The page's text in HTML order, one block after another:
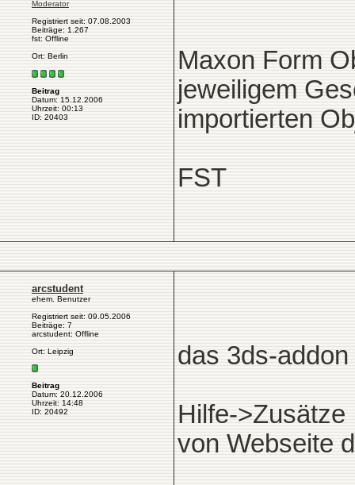
Moderator
Registriert seit: 07.08.2003
Beiträge: 1.267
fst: Offline
Ort: Berlin
Beitrag
Datum: 15.12.2006
Uhrzeit: 00:13
ID: 20403
Maxon Form
jeweiligem
importierten
FST
arcstudent
ehem. Benutzer
Registriert seit: 09.05.2006
Beiträge: 7
arcstudent: Offline
Ort: Leipzig
Beitrag
Datum: 20.12.2006
Uhrzeit: 14:48
ID: 20492
das 3ds-
Hilfe->Zusätze
von Webseite